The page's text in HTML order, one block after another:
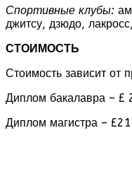
Спортивные клубы:
джитсу, дзюдо,
СТОИМОСТЬ
Стоимость зависит от
Диплом бакалавра – £
Диплом магистра –